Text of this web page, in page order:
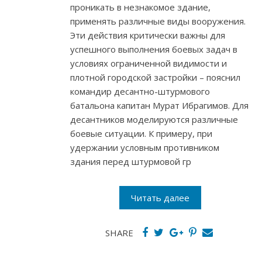
проникать в незнакомое здание,
применять различные виды вооружения.
Эти действия критически важны для
успешного выполнения боевых задач в
условиях ограниченной видимости и
плотной городской застройки – пояснил
командир десантно-штурмового
батальона капитан Мурат Ибрагимов. Для
десантников моделируются различные
боевые ситуации. К примеру, при
удержании условным противником
здания перед штурмовой гр
Читать далее
SHARE